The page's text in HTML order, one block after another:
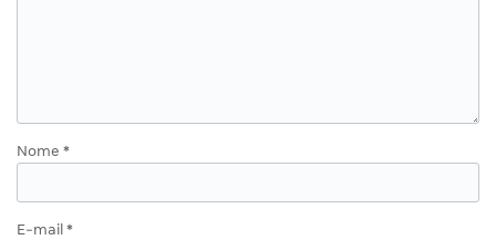
Nome *
E-mail *